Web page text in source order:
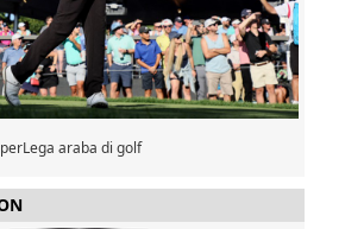
araba di golf